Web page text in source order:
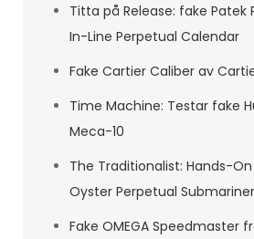
Titta på Release: fake Patek
In-Line Perpetual Calendar
Fake Cartier Caliber av
Time Machine: Testar fake
Meca-10
The Traditionalist: Hands-
Oyster Perpetual Submariner
Fake OMEGA Speedmaster